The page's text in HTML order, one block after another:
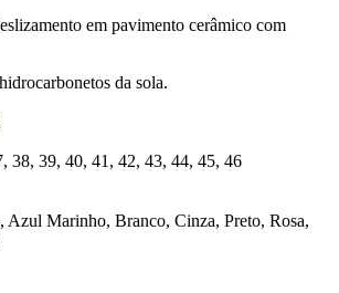
em pavimento cerâmico com
da sola.
38, 39, 40, 41, 42, 43, 44, 45, 46
Azul Marinho, Branco, Cinza, Preto, Rosa,